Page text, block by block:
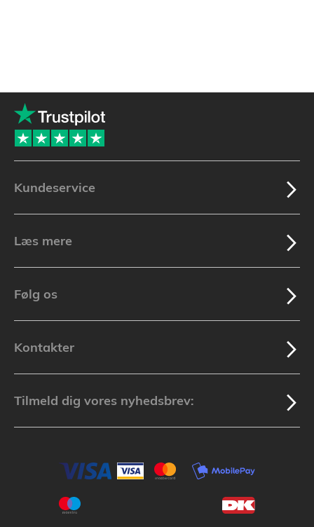
Kundeservice
Læs mere
Følg os
Kontakter
Tilmeld dig vores nyhedsbrev: